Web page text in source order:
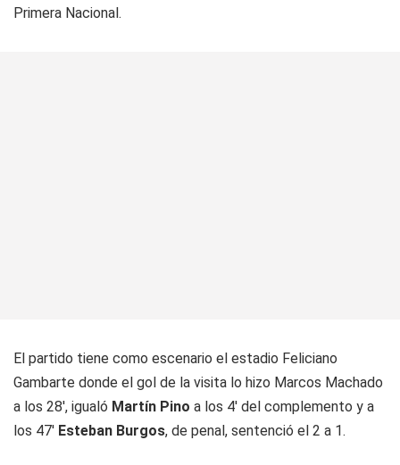
Primera Nacional.
El partido tiene como escenario el estadio Feliciano
Gambarte donde el gol de la visita lo hizo Marcos Machado
a los 28', igualó Martín Pino a los 4' del complemento y a
los 47' Esteban Burgos, de penal, sentenció el 2 a 1.